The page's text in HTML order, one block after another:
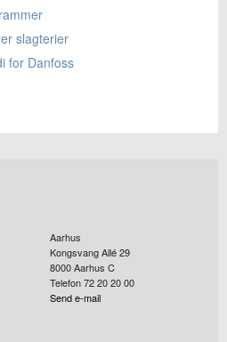
slagterier
for Danfoss
Aarhus
Kongsvang Allé 29
8000Aarhus C
Telefon 72 20 20 00
Send e-mail